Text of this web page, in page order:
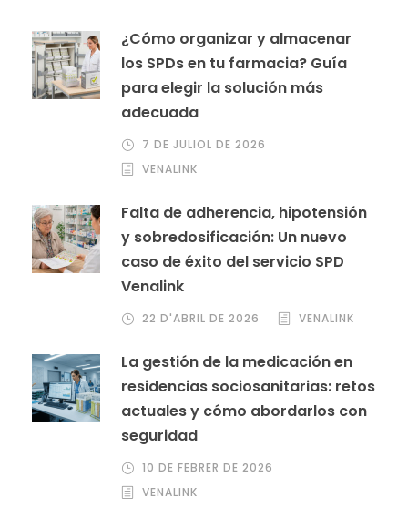
¿Cómo organizar y almacenar
los SPDs en tu farmacia? Guía
para elegir la solución más
adecuada
7 DE JULIOL DE 2026
VENALINK
Falta de adherencia, hipotensión
y sobredosificación: Un nuevo
caso de éxito del servicio SPD
Venalink
22 D'ABRIL DE 2026 VENALINK
La gestión de la medicación en
residencias sociosanitarias: retos
actuales y cómo abordarlos con
seguridad
10 DE FEBRER DE 2026
VENALINK